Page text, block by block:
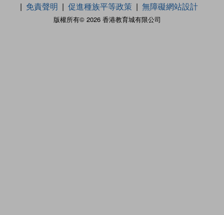
版權所有© 2026 香港教育城有限公司
免責聲明
促進種族平等政策 無障礙網站設計